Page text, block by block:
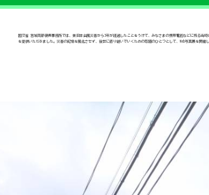
国交省 宮城南部復興事務所では、東日本台風災害から3年が経過したことをうけて、みなさまの携帯電話などに残る
を提供いただきました。災害の記憶を風化させず、後世に語り継いでいくための取組のひとつとして、Web写真展を開催